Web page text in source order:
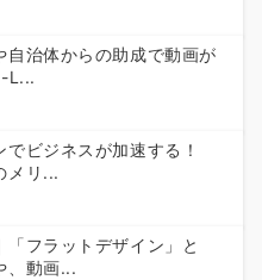
自治体からの助成で動画が
L...
でビジネスが加速する！
メリ...
「フラットデザイン」と
、動画...